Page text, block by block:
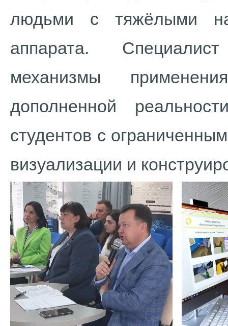
людьми с тяжёлыми
аппарата.
механизмы
дополненной
студентов с
визуализации и